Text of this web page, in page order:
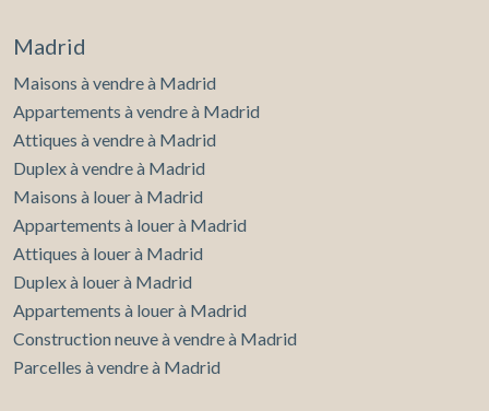
Madrid
Maisons à vendre à Madrid
Appartements à vendre à Madrid
Attiques à vendre à Madrid
Duplex à vendre à Madrid
Maisons à louer à Madrid
Appartements à louer à Madrid
Attiques à louer à Madrid
Duplex à louer à Madrid
Appartements à louer à Madrid
Construction neuve à vendre à Madrid
Parcelles à vendre à Madrid